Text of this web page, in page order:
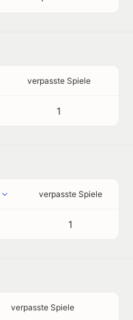
verpasste Spiele
1
verpasste Spiele
1
verpasste Spiele